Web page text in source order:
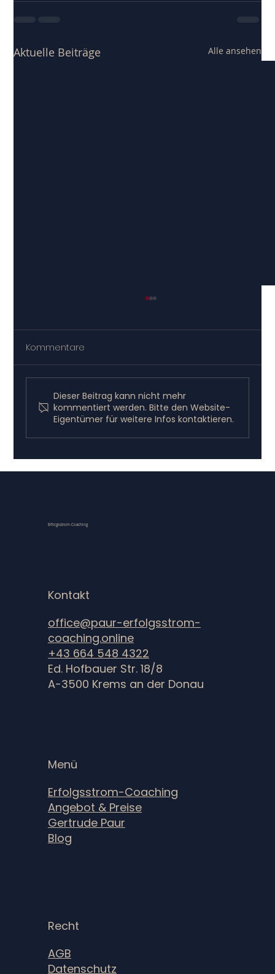
Aktuelle Beiträge Alle ansehen
Qualität vor Menge: Netzwerkaufbau
für Geschäftsführer
Kommentare
Dieser Beitrag kann nicht mehr
kommentiert werden. Bitte den Website-
Eigentümer für weitere Infos kontaktieren.
Erfolgsstrom-Coaching
Kontakt
office@paur-erfolgsstrom-
coaching.online
+43 664 548 4322
Ed. Hofbauer Str. 18/8
A-3500 Krems an der Donau
Menü
Erfolgsstrom-Coaching
Angebot & Preise
Gertrude Paur
Blog
Recht
AGB
Datenschutz